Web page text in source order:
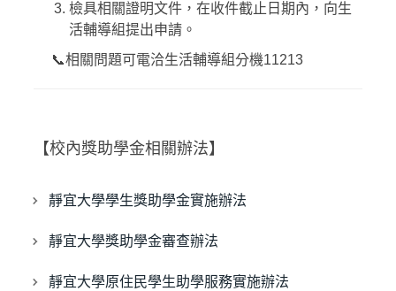
懷孕學生輔導資源
學生請假
學生臨時通行證
檢具相關證明文件，在收件截止日期內，向生
活輔導組提出申請。
📞相關問題可電洽生活輔導組分機11213
【校內獎助學金相關辦法】
靜宜大學學生獎助學金實施辦法
靜宜大學獎助學金審查辦法
靜宜大學原住民學生助學服務實施辦法